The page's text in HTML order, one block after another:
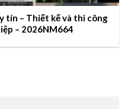
tín – Thiết kế và thi công
– 2026NM664